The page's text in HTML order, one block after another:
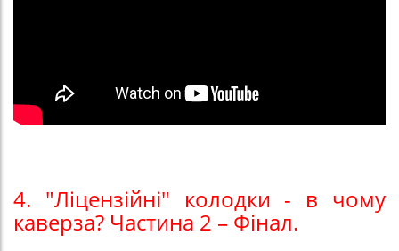
4. "Ліцензійні" колодки - в чому
каверза? Частина 2 – Фінал.